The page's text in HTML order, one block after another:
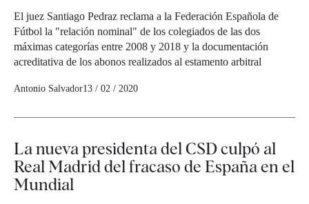
El juez Santiago Pedraz reclama a la Federación Española de
Fútbol la "relación nominal" de los colegiados de las dos
máximas categorías entre 2008 y 2018 y la documentación
acreditativa de los abonos realizados al estamento arbitral
Antonio Salvador13 / 02 / 2020
La nueva presidenta del CSD culpó al
Real Madrid del fracaso de España en el
Mundial